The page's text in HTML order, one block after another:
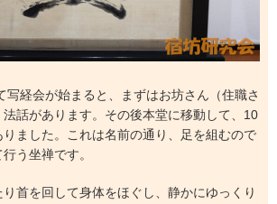
経会が始まると、まずはお坊さん（住職さ
話があります。その後本堂に移動して、10
ました。これは名前の通り、足を組むので
う坐禅です。
首を回して身体をほぐし、静かにゆっくり